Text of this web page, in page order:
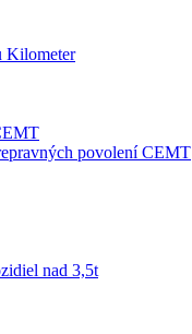
Kilometer
povolení CEMT
nad 3,5t